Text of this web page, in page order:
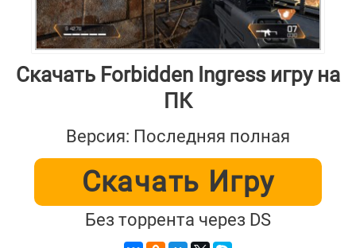
Скачать Forbidden Ingress игру на
ПК
Версия: Последняя полная
Скачать Игру
Без торрента через DS